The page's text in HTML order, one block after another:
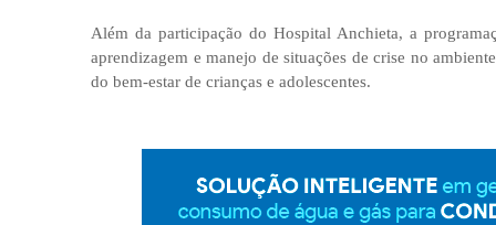
Além da participação do Hospital Anchieta, a
aprendizagem e manejo de situações de crise no
do bem-estar de crianças e adolescentes.